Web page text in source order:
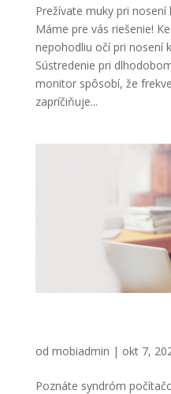
Prežívate muky pri
Máme pre vás riešenie!
nepohodliu očí pri nosení
Sústredenie pri
monitor spôsobí, že
zapríčiňuje...
od mobiadmin | okt 7,
Poznáte syndróm